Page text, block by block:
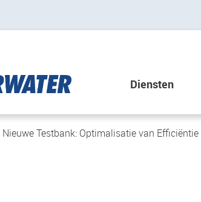
Diensten
Nieuwe Testbank: Optimalisatie van